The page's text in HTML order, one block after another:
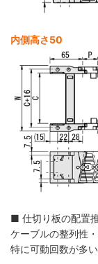
内側高さ50
■ 仕切り板の配置
ケーブルの整列性
特に可動回数が多